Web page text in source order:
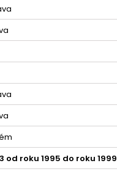
od roku 1995 do roku 1999